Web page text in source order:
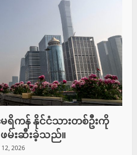
ရိကန် နိုင်ငံသားတစ်ဦးကို
မ်းဆီးခဲ့သည်။
12, 2026